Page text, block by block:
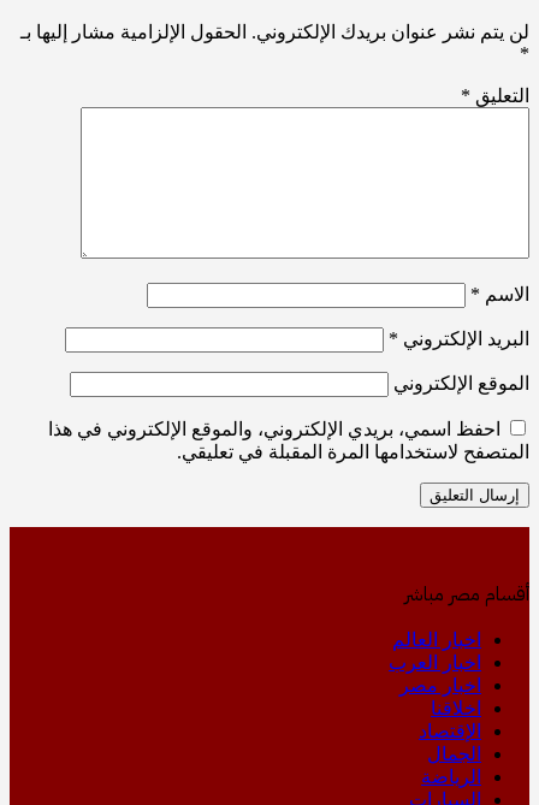
لن يتم نشر عنوان بريدك الإلكتروني. الحقول الإلزامية مشار إليها بـ
*
التعليق *
الاسم *
البريد الإلكتروني *
الموقع الإلكتروني
احفظ اسمي، بريدي الإلكتروني، والموقع الإلكتروني في هذا
المتصفح لاستخدامها المرة المقبلة في تعليقي.
أقسام مصر مباشر
اخبار العالم
اخبار العرب
اخبار مصر
اخلاقنا
الإقتصاد
الجمال
الرياضة
السيارات